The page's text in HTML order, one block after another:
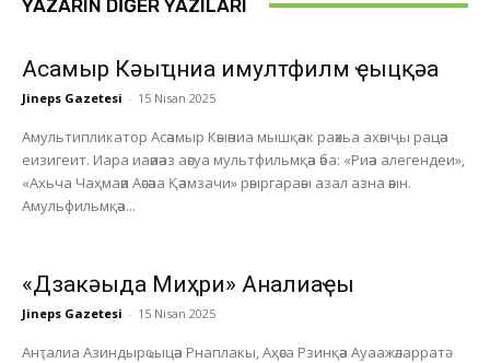
YAZARIN DIĞER YAZILARI
Асҭамыр Кәыҵниа имултфилм ҿыцқәа
Jineps Gazetesi - 15 Nisan 2025
Амультипликатор Асәамыр Кәыәниа мышқәак раәхьа ахәыҷы рацәа
еизигеит. Иара иаәиәаз аәсуа мультфильмқәа әба: «Риәа алегендеи»,
«Ахьча Чаҳмаәи Аәсәаа Қәамзачи» рәыргараәы азал азна әәын.
Амульфильмқәа...
«Дзакәыда Миҳри» Анҭалиаҿы
Jineps Gazetesi - 15 Nisan 2025
Анҭалиа Азиндырҩыцәа Рнаплакы, Аҳәса Рзинқәа Ауаажәларратә